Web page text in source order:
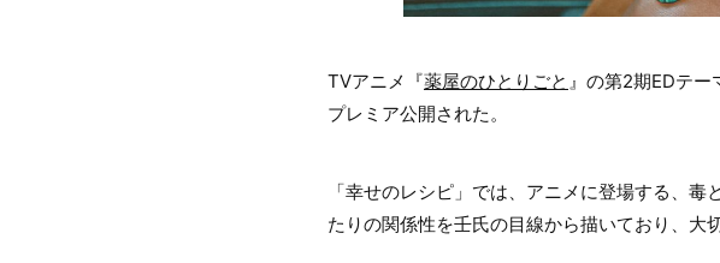
TVアニメ『薬屋のひとりごと 』の第2期EDテー
プレミア公開された。
「幸せのレシピ」では、アニメに登場する、
たりの関係性を壬氏の目線から描いており、大